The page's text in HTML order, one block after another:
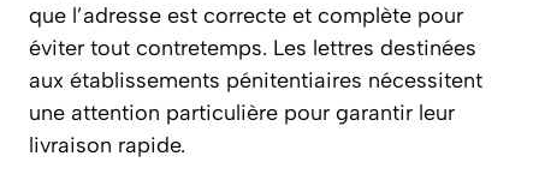
que l’adresse est correcte et complète pour
éviter tout contretemps. Les lettres destinées
aux établissements pénitentiaires nécessitent
une attention particulière pour garantir leur
livraison rapide.